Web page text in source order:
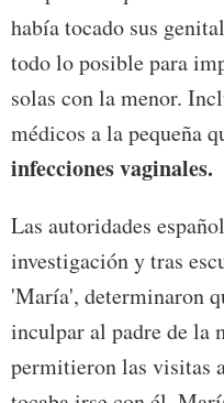
había tocado sus
todo lo posible para
solas con la menor.
médicos a la pequeña
infecciones vaginales.
Las autoridades
investigación y tras
'María', determinaron
inculpar al padre de la
permitieron las visitas